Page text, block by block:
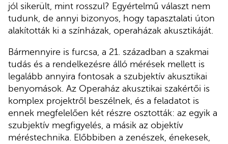
jól sikerült, mint rosszul? Egyértelmű választ nem
tudunk, de annyi bizonyos, hogy tapasztalati úton
alakították ki a színházak, operaházak akusztikáját.
Bármennyire is furcsa, a 21. században a szakmai
tudás és a rendelkezésre álló mérések mellett is
legalább annyira fontosak a szubjektív akusztikai
benyomások. Az Operaház akusztikai szakértői is
komplex projektről beszélnek, és a feladatot is
ennek megfelelően két részre osztották: az egyik a
szubjektív megfigyelés, a másik az objektív
méréstechnika. Előbbiben a zenészek, énekesek,